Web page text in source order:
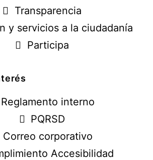
Transparencia
y servicios a la ciudadanía
Participa
Reglamento interno
PQRSD
Correo corporativo
Accesibilidad